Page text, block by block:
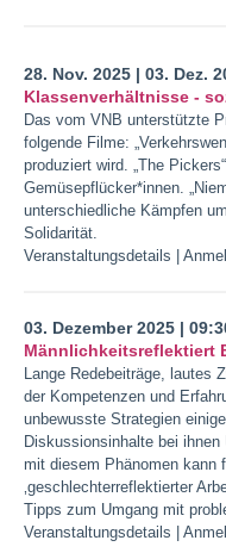
28. Nov. 2025 | 03. Dez.
Klassenverhältnisse -
Das vom VNB unterstützte
folgende Filme:
produziert wird. „The
Gemüsepflücker*innen.
unterschiedliche Kämpfen
Solidarität.
Veranstaltungsdetails |
03. Dezember 2025 |
Männlichkeitsreflektiert
Lange Redebeiträge, lautes
der Kompetenzen und
unbewusste Strategien
Diskussionsinhalte bei
mit diesem Phänomen kann
‚geschlechterreflektierter
Tipps zum Umgang mit
Veranstaltungsdetails |